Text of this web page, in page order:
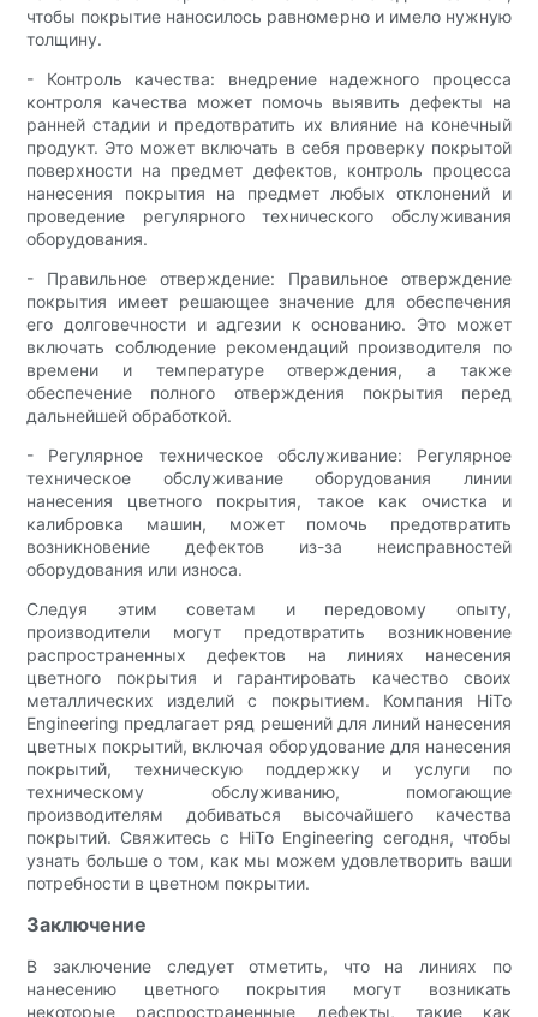
чтобы покрытие наносилось равномерно и имело нужную
толщину.
- Контроль качества: внедрение надежного процесса
контроля качества может помочь выявить дефекты на
ранней стадии и предотвратить их влияние на конечный
продукт. Это может включать в себя проверку покрытой
поверхности на предмет дефектов, контроль процесса
нанесения покрытия на предмет любых отклонений и
проведение регулярного технического обслуживания
оборудования.
- Правильное отверждение: Правильное отверждение
покрытия имеет решающее значение для обеспечения
его долговечности и адгезии к основанию. Это может
включать соблюдение рекомендаций производителя по
времени и температуре отверждения, а также
обеспечение полного отверждения покрытия перед
дальнейшей обработкой.
- Регулярное техническое обслуживание: Регулярное
техническое обслуживание оборудования линии
нанесения цветного покрытия, такое как очистка и
калибровка машин, может помочь предотвратить
возникновение дефектов из-за неисправностей
оборудования или износа.
Следуя этим советам и передовому опыту,
производители могут предотвратить возникновение
распространенных дефектов на линиях нанесения
цветного покрытия и гарантировать качество своих
металлических изделий с покрытием. Компания HiTo
Engineering предлагает ряд решений для линий нанесения
цветных покрытий, включая оборудование для нанесения
покрытий, техническую поддержку и услуги по
техническому обслуживанию, помогающие
производителям добиваться высочайшего качества
покрытий. Свяжитесь с HiTo Engineering сегодня, чтобы
узнать больше о том, как мы можем удовлетворить ваши
потребности в цветном покрытии.
Заключение
В заключение следует отметить, что на линиях по
нанесению цветного покрытия могут возникать
некоторые распространенные дефекты, такие как